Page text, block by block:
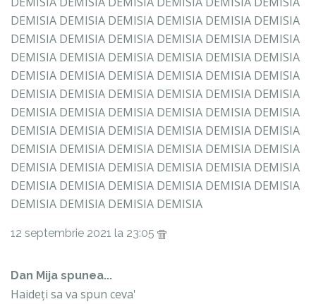
DEMISIA DEMISIA DEMISIA DEMISIA DEMISIA DEMISIA
DEMISIA DEMISIA DEMISIA DEMISIA DEMISIA DEMISIA
DEMISIA DEMISIA DEMISIA DEMISIA DEMISIA DEMISIA
DEMISIA DEMISIA DEMISIA DEMISIA DEMISIA DEMISIA
DEMISIA DEMISIA DEMISIA DEMISIA DEMISIA DEMISIA
DEMISIA DEMISIA DEMISIA DEMISIA DEMISIA DEMISIA
DEMISIA DEMISIA DEMISIA DEMISIA DEMISIA DEMISIA
DEMISIA DEMISIA DEMISIA DEMISIA DEMISIA DEMISIA
DEMISIA DEMISIA DEMISIA DEMISIA DEMISIA DEMISIA
DEMISIA DEMISIA DEMISIA DEMISIA DEMISIA DEMISIA
DEMISIA DEMISIA DEMISIA DEMISIA
12 septembrie 2021 la 23:05
Dan Mija spunea...
Haideți sa va spun ceva'